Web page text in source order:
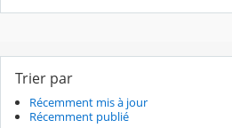
Trier par
Récemment mis à jour
Récemment publié